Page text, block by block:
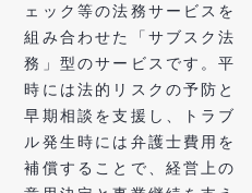
ェック等の法務サービスを
組み合わせた「サブスク法
務」型のサービスです。平
時には法的リスクの予防と
早期相談を支援し、トラブ
ル発生時には弁護士費用を
補償することで、経営上の